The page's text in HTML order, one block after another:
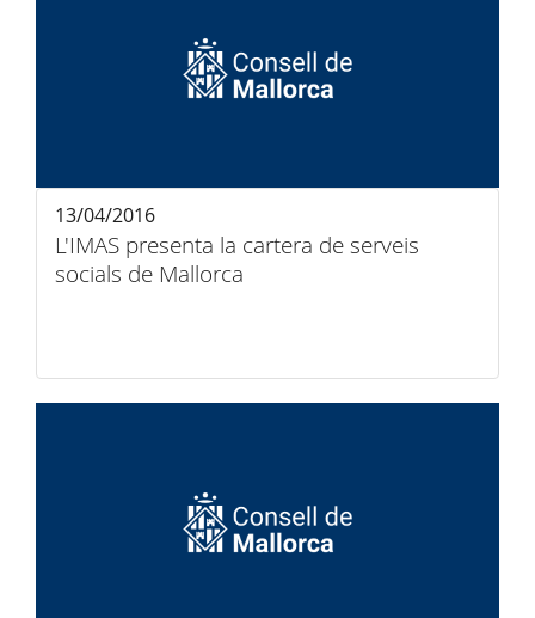
L'IMAS presenta la cartera de serveis
socials de Mallorca
13/04/2016